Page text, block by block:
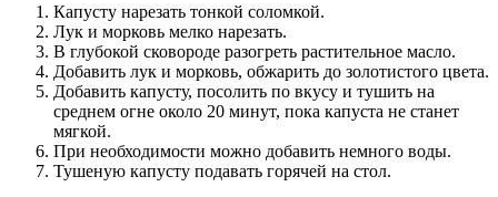
Капусту нарезать тонкой соломкой.
Лук и морковь мелко нарезать.
В глубокой сковороде разогреть растительное масло.
Добавить лук и морковь, обжарить до золотистого цвета.
Добавить капусту, посолить по вкусу и тушить на
среднем огне около 20 минут, пока капуста не станет
мягкой.
При необходимости можно добавить немного воды.
Тушеную капусту подавать горячей на стол.